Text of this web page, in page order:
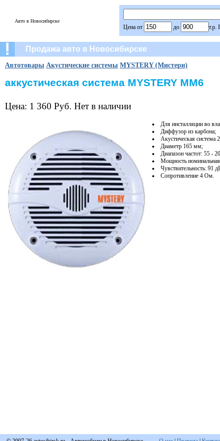
Авто в Новосибирске
Цена от до т.р.
Продажа авто в Новосибирске
Автотовары Акустические системы MYSTERY (Мистери)
аккустическая система MYSTERY MM6
Цена: 1 360 Руб. Нет в наличии
Для инсталляции во
Диффузор из карбона;
Акустическая система
Диаметр 165 мм;
Диапазон частот: 55 -
Мощность
Чувствительность: 91
Сопротивление 4 Ом.